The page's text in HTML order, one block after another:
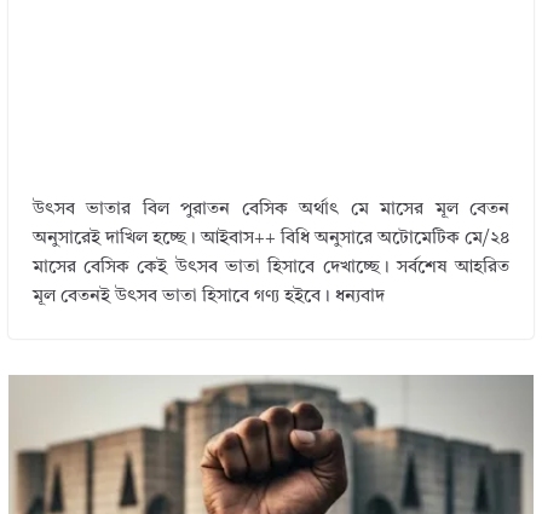
উৎসব ভাতার বিল পুরাতন বেসিক অর্থাৎ মে মাসের মূল বেতন
অনুসারেই দাখিল হচ্ছে। আইবাস++ বিধি অনুসারে অটোমেটিক মে/২৪
মাসের বেসিক কেই উৎসব ভাতা হিসাবে দেখাচ্ছে। সর্বশেষ আহরিত
মূল বেতনই উৎসব ভাতা হিসাবে গণ্য হইবে। ধন্যবাদ